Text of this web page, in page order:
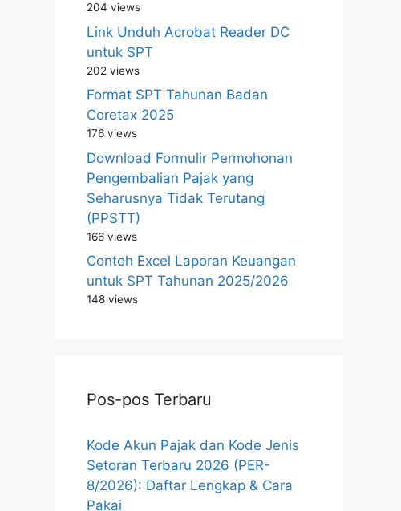
204 views
Link Unduh Acrobat Reader DC
untuk SPT
202 views
Format SPT Tahunan Badan
Coretax 2025
176 views
Download Formulir Permohonan
Pengembalian Pajak yang
Seharusnya Tidak Terutang
(PPSTT)
166 views
Contoh Excel Laporan Keuangan
untuk SPT Tahunan 2025/2026
148 views
Pos-pos Terbaru
Kode Akun Pajak dan Kode Jenis
Setoran Terbaru 2026 (PER-
8/2026): Daftar Lengkap & Cara
Pakai